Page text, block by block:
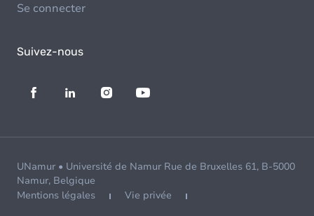
Se connecter
Suivez-nous
UNamur • Université de Namur Rue de Bruxelles 61, B-5000
Namur, Belgique
Mentions légales
Vie privée